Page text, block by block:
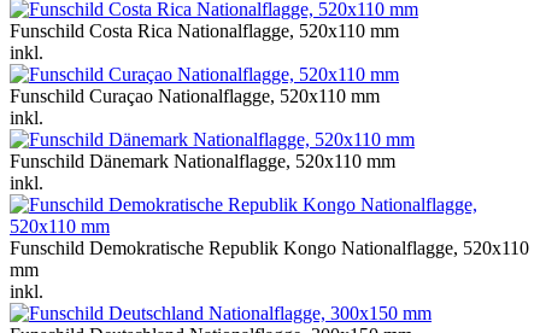
Funschild Costa Rica Nationalflagge, 520x110 mm
inkl.
Funschild Curaçao Nationalflagge, 520x110 mm
inkl.
Funschild Dänemark Nationalflagge, 520x110 mm
inkl.
Funschild Demokratische Republik Kongo Nationalflagge, 520x110
mm
inkl.